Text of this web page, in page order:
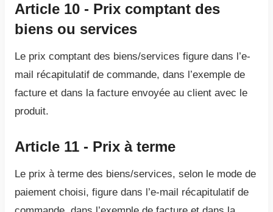
Article 10 - Prix comptant des
biens ou services
Le prix comptant des biens/services figure dans l’e-
mail récapitulatif de commande, dans l’exemple de
facture et dans la facture envoyée au client avec le
produit.
Article 11 - Prix à terme
Le prix à terme des biens/services, selon le mode de
paiement choisi, figure dans l’e-mail récapitulatif de